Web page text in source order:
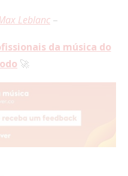
Leblanc –
da música do
🚀